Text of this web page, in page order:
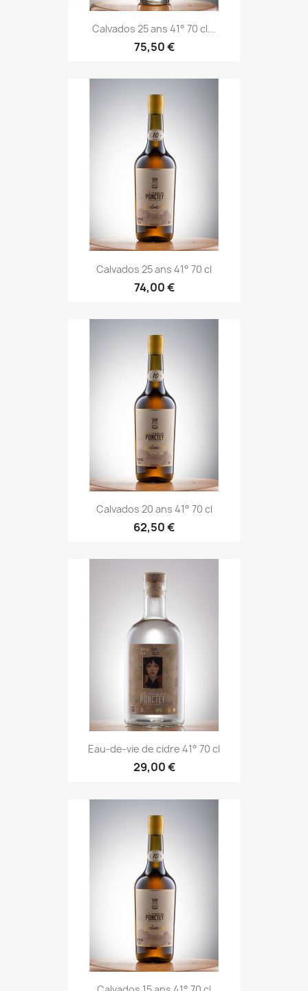
Calvados 25 ans 41° 70 cl...
75,50 €
Calvados 25 ans 41° 70 cl
74,00 €
Calvados 20 ans 41° 70 cl
62,50 €
Eau-de-vie de cidre 41° 70 cl
29,00 €